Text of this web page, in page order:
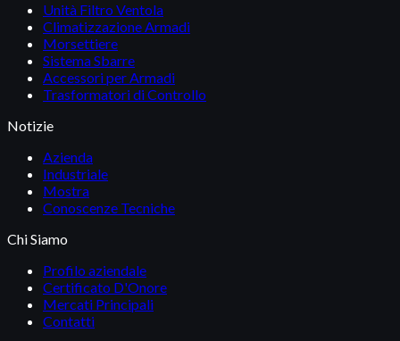
Unità Filtro Ventola
Climatizzazione Armadi
Morsettiere
Sistema Sbarre
Accessori per Armadi
Trasformatori di Controllo
Notizie
Azienda
Industriale
Mostra
Conoscenze Tecniche
Chi Siamo
Profilo aziendale
Certificato D'Onore
Mercati Principali
Contatti